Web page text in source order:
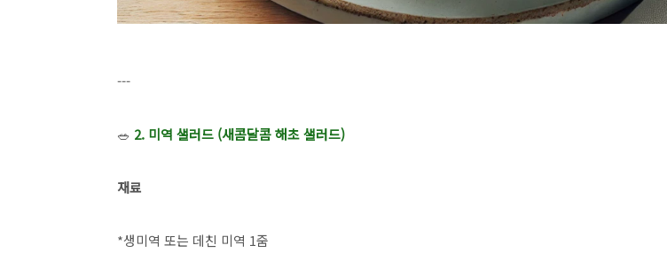
---
🥗 2. 미역 샐러드 (새콤달콤 해초 샐러드)
재료
*생미역 또는 데친 미역 1줌